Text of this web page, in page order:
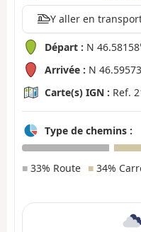
Y aller en
Départ : N
Arrivée : N
Carte(s) IGN : Ref.
Type de chemins :
■ 33% Route ■ 34%